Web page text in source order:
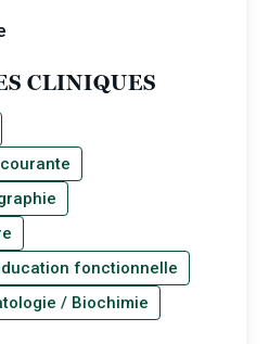
CLINIQUES
fonctionnelle
/ Biochimie